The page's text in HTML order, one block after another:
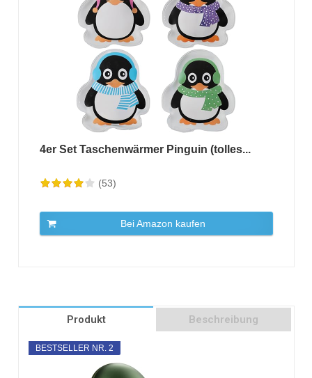
4er Set Taschenwärmer Pinguin (tolles...
(53)
Bei Amazon kaufen
Produkt Beschreibung
BESTSELLER NR. 2